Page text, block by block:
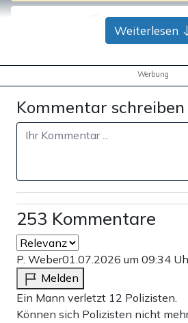
Bank-
Weiterlesen
Werbung
Kommentar schreiben
253 Kommentare
P. Weber01.07.2026 um 09:34
Melden
Ein Mann verletzt 12 Polizisten.
Können sich Polizisten nicht